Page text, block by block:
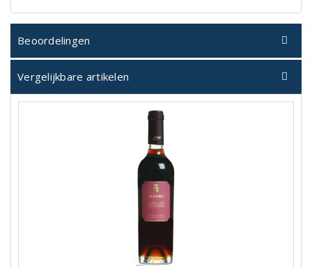
Beoordelingen
Vergelijkbare artikelen